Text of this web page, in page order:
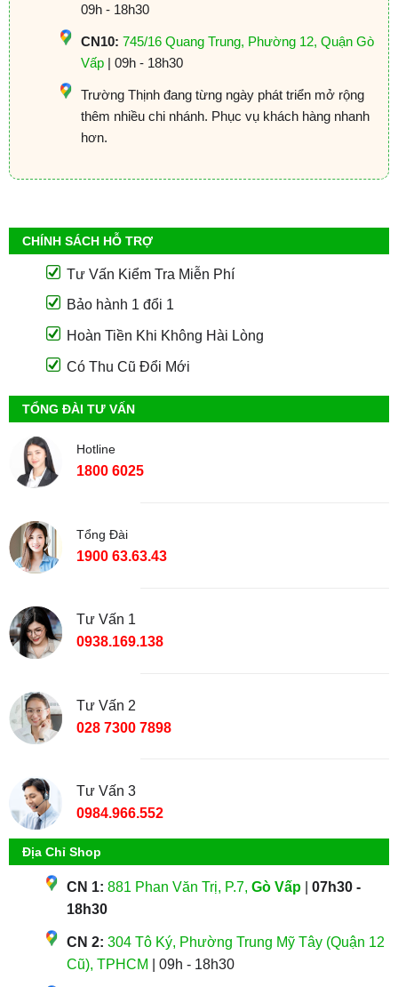
09h - 18h30
CN10: 745/16 Quang Trung, Phường 12, Quận Gò
Vấp| 09h - 18h30
Trường Thịnh đang từng ngày phát triển mở rộng
thêm nhiều chi nhánh. Phục vụ khách hàng nhanh
hơn.
CHÍNH SÁCH HỖ TRỢ
Tư Vấn Kiểm Tra Miễn Phí
Bảo hành 1 đổi 1
Hoàn Tiền Khi Không Hài Lòng
Có Thu Cũ Đổi Mới
TỔNG ĐÀI TƯ VẤN
Hotline
1800 6025
Tổng Đài
1900 63.63.43
Tư Vấn 1
0938.169.138
Tư Vấn 2
028 7300 7898
Tư Vấn 3
0984.966.552
Địa Chỉ Shop
CN 1: 881 Phan Văn Trị, P.7, Gò Vấp| 07h30 -
18h30
CN 2: 304 Tô Ký, Phường Trung Mỹ Tây (Quận 12
Cũ), TPHCM
| 09h - 18h30